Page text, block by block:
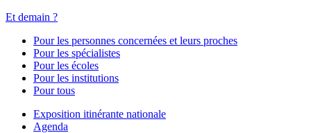
Et demain ?
Pour les personnes concernées et leurs proches
Pour les spécialistes
Pour les écoles
Pour les institutions
Pour tous
Exposition itinérante nationale
Agenda